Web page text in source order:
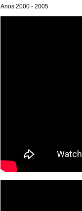
Anos 2000 - 2005